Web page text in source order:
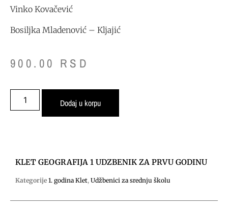
Vinko Kovačević
Bosiljka Mladenović – Kljajić
900.00 RSD
Dodaj u korpu
KLET GEOGRAFIJA 1 UDZBENIK ZA PRVU GODINU
Kategorije 1. godina Klet, Udžbenici za srednju školu